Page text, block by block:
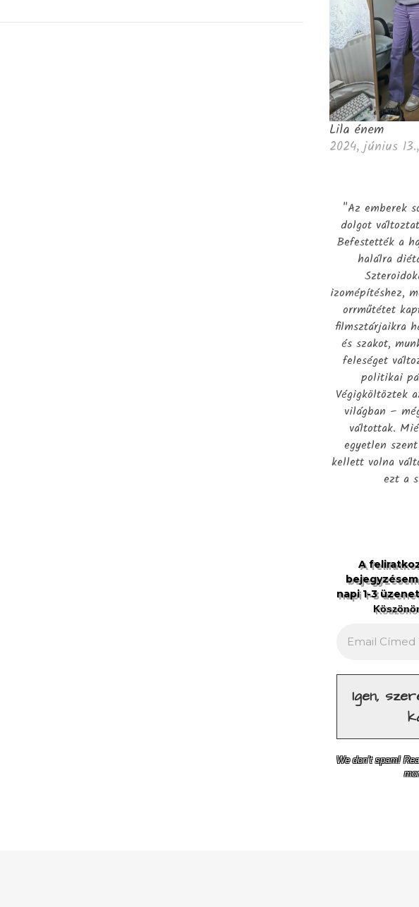
Lila énem
2024, június
"Az emberek
dolgot
Befestették a
halálra
izomépítéshez,
orrműtétet
filmsztárjaikra
és szakot,
feleséget
politikai
Végigköltöztek
világban –
váltottak.
egyetlen
kellett volna
ezt a
A
napi 1-3
We don’t spam!